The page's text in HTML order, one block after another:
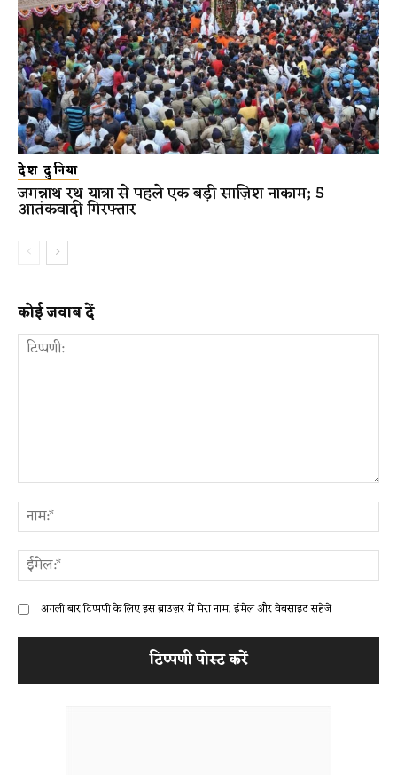
देश दुनिया
जगन्नाथ रथ यात्रा से पहले एक बड़ी साज़िश नाकाम; 5
आतंकवादी गिरफ्तार
कोई जवाब दें
अगली बार टिप्पणी के लिए इस ब्राउज़र में मेरा नाम, ईमेल और वेबसाइट सहेजें